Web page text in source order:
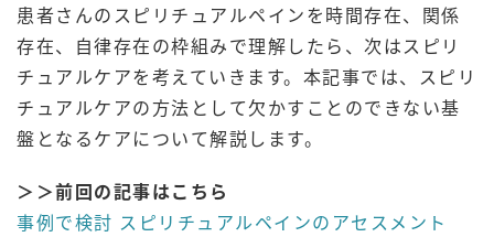
患者さんのスピリチュアルペインを時間存在、関係
存在、自律存在の枠組みで理解したら、次はスピリ
チュアルケアを考えていきます。本記事では、スピリ
チュアルケアの方法として欠かすことのできない基
盤となるケアについて解説します。
＞＞前回の記事はこちら
事例で検討 スピリチュアルペインのアセスメント